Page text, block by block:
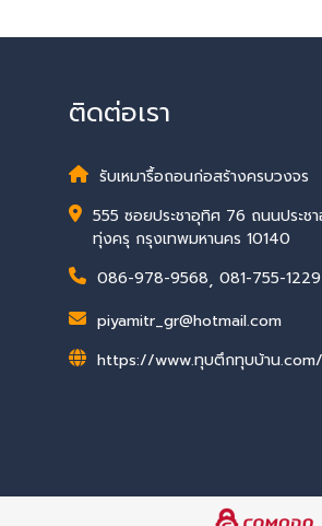
ติดต่อเรา
รับเหมารื้อถอนก่อสร้างครบวงจร
555 ซอยประชาอุทิศ 76 ถนนประช
ทุ่งครุ กรุงเทพมหานคร 10140
086-978-9568, 081-755-1229
piyamitr_gr@hotmail.com
https://www.ทุบตึกทุบบ้าน.com/